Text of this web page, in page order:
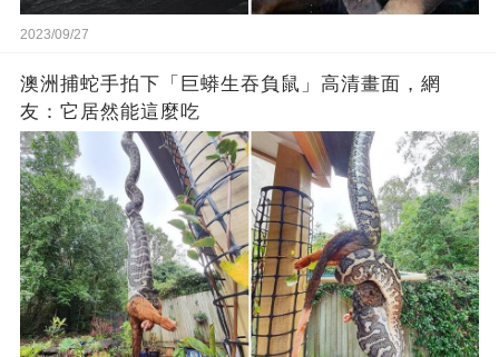
2023/09/27
澳洲捕蛇手拍下「巨蟒生吞負鼠」高清畫面，網
友：它居然能這麼吃